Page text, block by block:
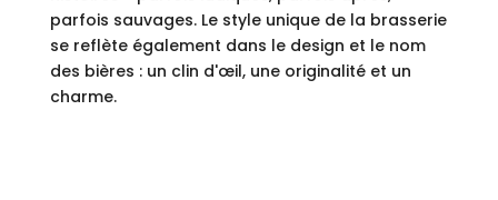
parfois sauvages. Le style unique de la brasserie
se reflète également dans le design et le nom
des bières : un clin d'œil, une originalité et un
charme.